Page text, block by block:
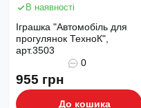
В наявності
Іграшка "Автомобіль для
прогулянок ТехноК",
арт.3503
0
955 грн
До кошика